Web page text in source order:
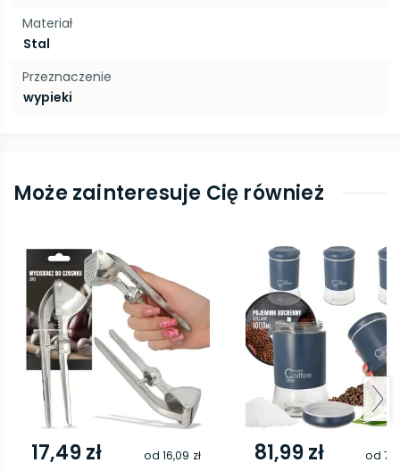
Materiał
Stal
Przeznaczenie
wypieki
Może zainteresuje Cię również
17,49 zł od 16,09 zł 81,99 zł od